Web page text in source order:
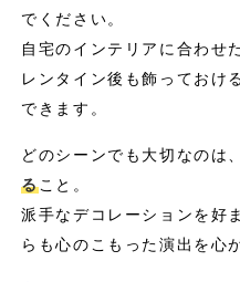
でください。
自宅のインテリアに合わせ
レンタイン後も飾っておけ
できます。
どのシーンでも大切なのは、
ること。
派手なデコレーションを好
らも心のこもった演出を心